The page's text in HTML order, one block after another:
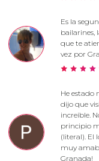
Es la
bailarines,
que te
vez por
He estado
dijo que
increíble.
principio
(literal). El
muy
Granada!